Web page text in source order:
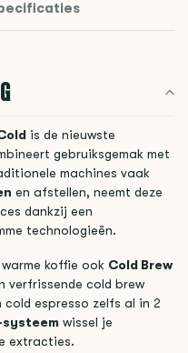
is de nieuwste
gebruiksgemak met
machines vaak
en afstellen, neemt deze
dankzij een
technologieën.
koffie ook Cold Brew
verfrissende cold brew
espresso zelfs al in 2
wissel je
extracties.